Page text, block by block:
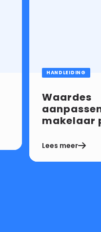
HANDLEIDING
Waardes
makelaar
Lees meer